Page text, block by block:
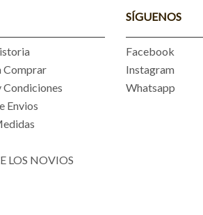
Comprar
Condiciones
Envios
LOS NOVIOS
SÍGUENOS
Facebook
Instagram
Whatsapp